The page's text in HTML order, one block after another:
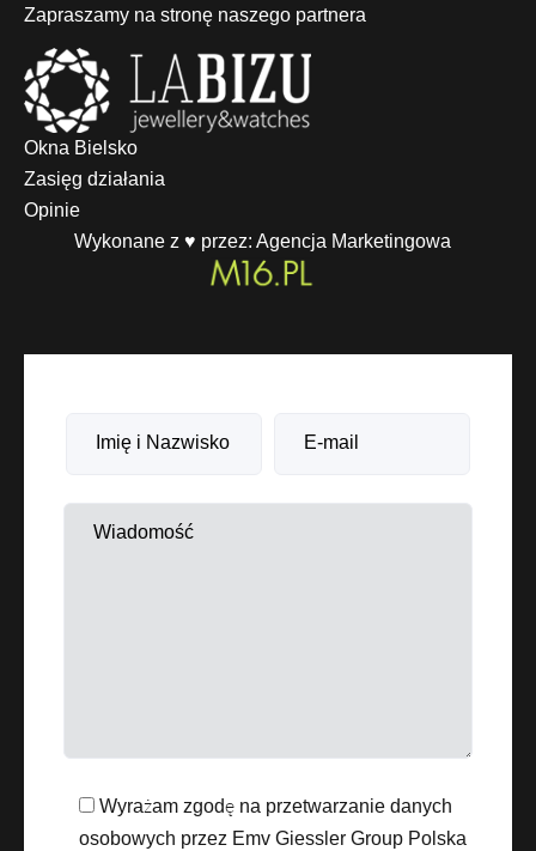
Zapraszamy na stronę naszego partnera
Okna Bielsko
Zasięg działania
Opinie
Wykonane z ♥ przez: Agencja Marketingowa
Wyrażam zgodę na przetwarzanie danych
osobowych przez Emv Giessler Group Polska